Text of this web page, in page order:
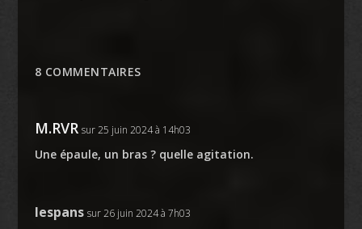
8 COMMENTAIRES
M.RVR sur 25 juin 2024 à 14h03
Une épaule, un bras ? quelle agitation.
lespans sur 26 juin 2024 à 7h03